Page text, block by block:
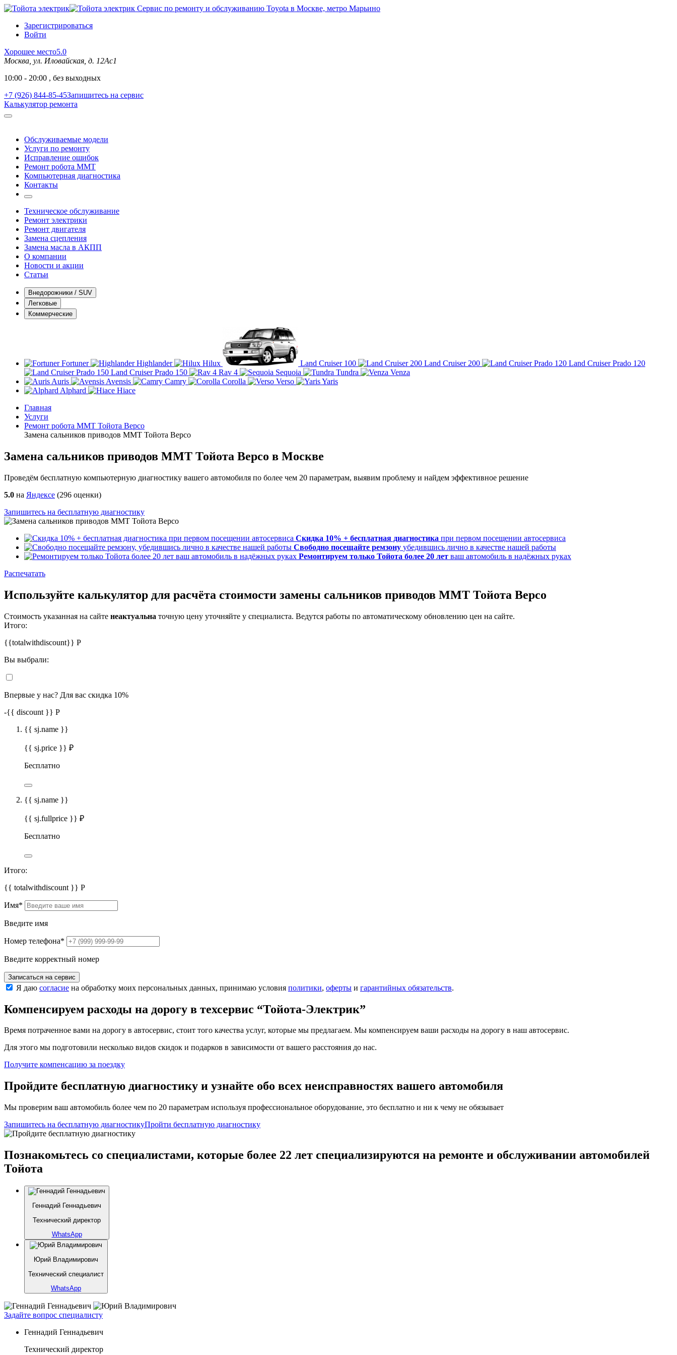
Сервис по ремонту и обслуживанию Toyota в Москве, метро Марьино
Зарегистрироваться
Войти
Хорошее место5.0
Москва, ул. Иловайская, д. 12Ас1
10:00 - 20:00 , без выходных
+7 (926) 844-85-45Запишитесь на сервис
Калькулятор ремонта
Обслуживаемые модели
Услуги по ремонту
Исправление ошибок
Ремонт робота MMT
Компьютерная диагностика
Контакты
Техническое обслуживание
Ремонт электрики
Ремонт двигателя
Замена сцепления
Замена масла в АКПП
О компании
Новости и акции
Статьи
Внедорожники / SUV
Легковые
Коммерческие
Fortuner Highlander Hilux Land Cruiser 100 Land Cruiser 200
Land Cruiser Prado 120
Land Cruiser Prado 150
Rav 4 Sequoia Tundra
Venza
Auris
Avensis Camry Corolla Verso
Yaris
Alphard
Hiace
Главная
Услуги
Ремонт робота ММТ Тойота Версо
Замена сальников приводов ММТ Тойота Версо
Замена сальников приводов ММТ Тойота Версо в Москве
Проведём бесплатную компьютерную диагностику вашего автомобиля по более чем 20 параметрам, выявим проблему и найдем эффективное решение
5.0 на Яндексе (296 оценки)
Запишитесь на бесплатную диагностику
Скидка 10% + бесплатная диагностика при первом посещении автосервиса
Свободно посещайте ремзону убедившись лично в качестве нашей работы
Ремонтируем только Тойота более 20 лет ваш автомобиль в надёжных руках
Распечатать
Используйте калькулятор для расчёта стоимости замены сальников приводов ММТ Тойота Версо
Стоимость указанная на сайте неактуальна точную цену уточняйте у специалиста. Ведутся работы по автоматическому обновлению цен на сайте.
Итого:
{{totalwithdiscount}} Р
Вы выбрали:
Впервые у нас? Для вас скидка 10%
-{{ discount }} Р
{{ sj.name }}
{{ sj.price }} ₽
Бесплатно
{{ sj.name }}
{{ sj.fullprice }} ₽
Бесплатно
Итого:
{{ totalwithdiscount }} Р
Имя*
Введите имя
Номер телефона*
Введите корректный номер
Записаться на сервис
Я даю согласие на обработку моих персональных данных, принимаю условия политики, оферты и гарантийных обязательств.
Компенсируем расходы на дорогу в техсервис “Тойота-Электрик”
Время потраченное вами на дорогу в автосервис, стоит того качества услуг, которые мы предлагаем. Мы компенсируем ваши расходы на дорогу в наш автосервис.
Для этого мы подготовили несколько видов скидок и подарков в зависимости от вашего расстояния до нас.
Получите компенсацию за поездку
Пройдите бесплатную диагностику и узнайте обо всех неисправностях вашего автомобиля
Мы проверим ваш автомобиль более чем по 20 параметрам используя профессиональное оборудование, это бесплатно и ни к чему не обязывает
Запишитесь на бесплатную диагностикуПройти бесплатную диагностику
Познакомьтесь со специалистами, которые более 22 лет специализируются на ремонте и обслуживании автомобилей
Тойота
Геннадий Геннадьевич
Технический директор
WhatsApp
Юрий Владимирович
Технический специалист
WhatsApp
Задайте вопрос специалисту
Геннадий Геннадьевич
Технический директор